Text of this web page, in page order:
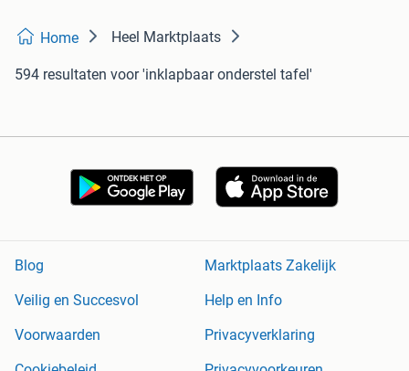
Home Heel Marktplaats
594 resultaten voor 'inklapbaar onderstel tafel'
Blog
Marktplaats Zakelijk
Veilig en Succesvol
Help en Info
Voorwaarden
Privacyverklaring